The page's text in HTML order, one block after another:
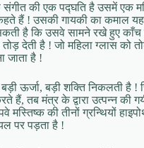
की एक पद्घति है उसमें एक
हैं ! उसकी गायकी का कमाल
है कि उसवे सामने रखे हुए
देती है ! जो महिला ग्लास को
जाता है !
बड़ी ऊर्जा, बड़ी शक्ति निकलती है
हैं, तब मंत्र के द्वारा उत्पन्न की
मस्तिष्क की तीनों ग्रन्थियों
पर पड़ता है !